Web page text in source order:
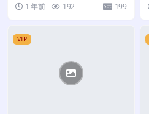
1 年前 192 199
VIP